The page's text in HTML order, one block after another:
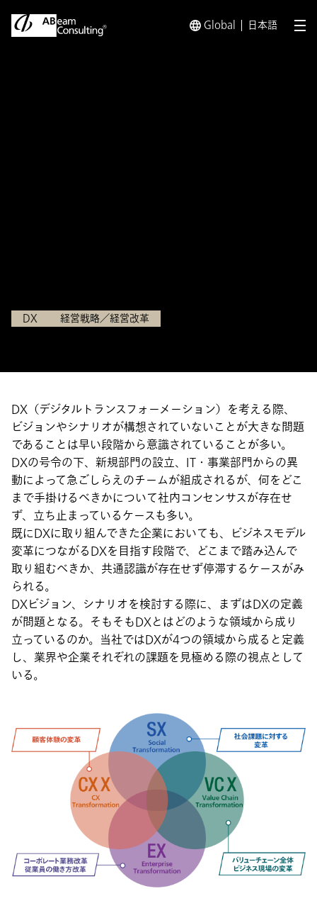
Global 日本語 メ
DX 経営戦略／経営改革
DX（デジタルトランスフォーメーション）を考える際、
ビジョンやシナリオが構想されていないことが大きな問題
であることは早い段階から意識されていることが多い。
DXの号令の下、新規部門の設立、IT・事業部門からの異
動によって急ごしらえのチームが組成されるが、何をどこ
まで手掛けるべきかについて社内コンセンサスが存在せ
ず、立ち止まっているケースも多い。
既にDXに取り組んできた企業においても、ビジネスモデル
変革につながるDXを目指す段階で、どこまで踏み込んで
取り組むべきか、共通認識が存在せず停滞するケースがみ
られる。
DXビジョン、シナリオを検討する際に、まずはDXの定義
が問題となる。そもそもDXとはどのような領域から成り
立っているのか。当社ではDXが4つの領域から成ると定義
し、業界や企業それぞれの課題を見極める際の視点として
いる。